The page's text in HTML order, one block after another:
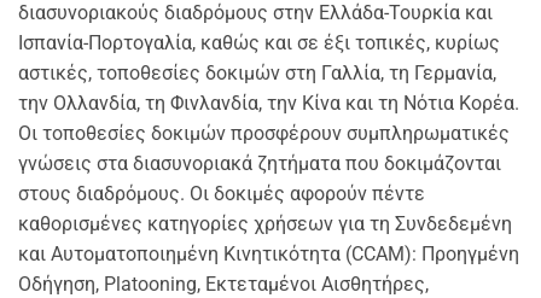
διασυνοριακούς διαδρόμους στην Ελλάδα-Τουρκία και
Ισπανία-Πορτογαλία, καθώς και σε έξι τοπικές, κυρίως
αστικές, τοποθεσίες δοκιμών στη Γαλλία, τη Γερμανία,
την Ολλανδία, τη Φινλανδία, την Κίνα και τη Νότια Κορέα.
Οι τοποθεσίες δοκιμών προσφέρουν συμπληρωματικές
γνώσεις στα διασυνοριακά ζητήματα που δοκιμάζονται
στους διαδρόμους. Οι δοκιμές αφορούν πέντε
καθορισμένες κατηγορίες χρήσεων για τη Συνδεδεμένη
και Αυτοματοποιημένη Κινητικότητα (CCAM): Προηγμένη
Οδήγηση, Platooning, Εκτεταμένοι Αισθητήρες,